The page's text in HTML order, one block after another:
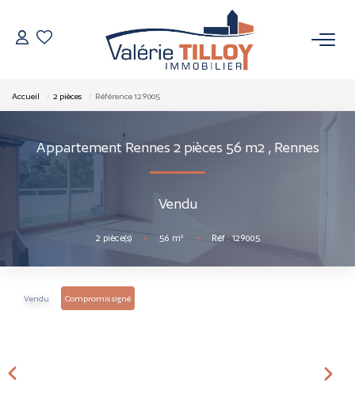
Vendus
VENDRE
Qui Sommes Nous
Accueil 2 pièces Référence 129005
Appartement Rennes 2 pièces 56 m2 , Rennes
Vendu
2 pièce(s) • 56 m² • Réf : 129005
Vendu Compromis signé